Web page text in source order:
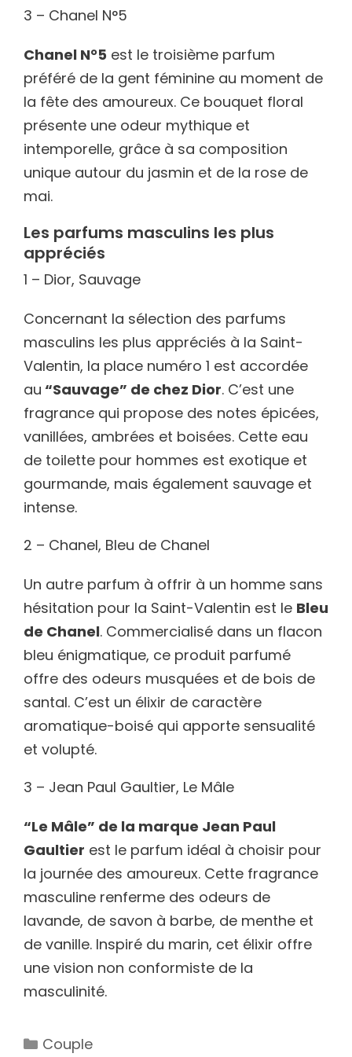
3 – Chanel N°5
Chanel N°5 est le troisième parfum
préféré de la gent féminine au moment de
la fête des amoureux. Ce bouquet floral
présente une odeur mythique et
intemporelle, grâce à sa composition
unique autour du jasmin et de la rose de
mai.
Les parfums masculins les plus
appréciés
1 – Dior, Sauvage
Concernant la sélection des parfums
masculins les plus appréciés à la Saint-
Valentin, la place numéro 1 est accordée
au “Sauvage” de chez Dior. C’est une
fragrance qui propose des notes épicées,
vanillées, ambrées et boisées. Cette eau
de toilette pour hommes est exotique et
gourmande, mais également sauvage et
intense.
2 – Chanel, Bleu de Chanel
Un autre parfum à offrir à un homme sans
hésitation pour la Saint-Valentin est le Bleu
de Chanel. Commercialisé dans un flacon
bleu énigmatique, ce produit parfumé
offre des odeurs musquées et de bois de
santal. C’est un élixir de caractère
aromatique-boisé qui apporte sensualité
et volupté.
3 – Jean Paul Gaultier, Le Mâle
“Le Mâle” de la marque Jean Paul
Gaultier est le parfum idéal à choisir pour
la journée des amoureux. Cette fragrance
masculine renferme des odeurs de
lavande, de savon à barbe, de menthe et
de vanille. Inspiré du marin, cet élixir offre
une vision non conformiste de la
masculinité.
Catégories
Couple